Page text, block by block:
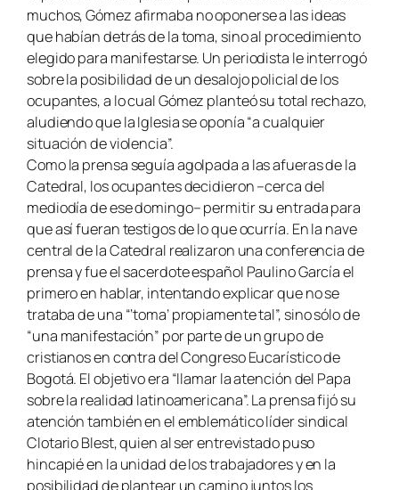
muchos, Gómez afirmaba no oponerse a las ideas
que habían detrás de la toma, sino al procedimiento
elegido para manifestarse. Un periodista le interrogó
sobre la posibilidad de un desalojo policial de los
ocupantes, a lo cual Gómez planteó su total rechazo,
aludiendo que la Iglesia se oponía “a cualquier
situación de violencia”.
Como la prensa seguía agolpada a las afueras de la
Catedral, los ocupantes decidieron –cerca del
mediodía de ese domingo– permitir su entrada para
que así fueran testigos de lo que ocurría. En la nave
central de la Catedral realizaron una conferencia de
prensa y fue el sacerdote español Paulino García el
primero en hablar, intentando explicar que no se
trataba de una “‘toma’ propiamente tal”, sino sólo de
“una manifestación” por parte de un grupo de
cristianos en contra del Congreso Eucarístico de
Bogotá. El objetivo era “llamar la atención del Papa
sobre la realidad latinoamericana”. La prensa fijó su
atención también en el emblemático líder sindical
Clotario Blest, quien al ser entrevistado puso
hincapié en la unidad de los trabajadores y en la
posibilidad de plantear un camino juntos los